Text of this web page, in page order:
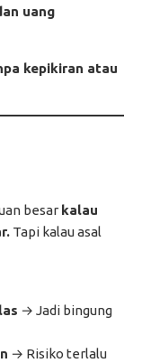
uang
kepikiran atau
besar kalau
Tapi kalau asal
→ Jadi bingung
→ Risiko terlalu